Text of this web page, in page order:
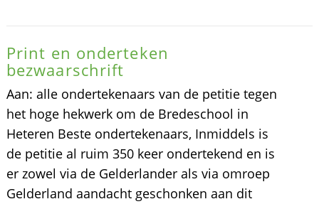
Print en onderteken
bezwaarschrift
Aan: alle ondertekenaars van de petitie tegen
het hoge hekwerk om de Bredeschool in
Heteren Beste ondertekenaars, Inmiddels is
de petitie al ruim 350 keer ondertekend en is
er zowel via de Gelderlander als via omroep
Gelderland aandacht geschonken aan dit